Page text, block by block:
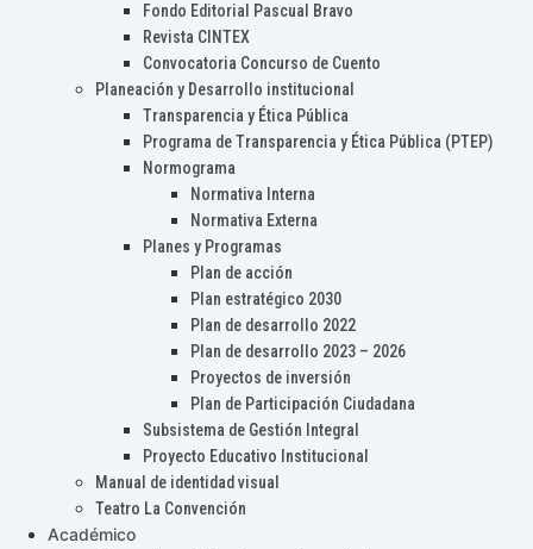
Fondo Editorial Pascual Bravo
Revista CINTEX
Convocatoria Concurso de Cuento
Planeación y Desarrollo institucional
Transparencia y Ética Pública
Programa de Transparencia y Ética Pública (PTEP)
Normograma
Normativa Interna
Normativa Externa
Planes y Programas
Plan de acción
Plan estratégico 2030
Plan de desarrollo 2022
Plan de desarrollo 2023 – 2026
Proyectos de inversión
Plan de Participación Ciudadana
Subsistema de Gestión Integral
Proyecto Educativo Institucional
Manual de identidad visual
Teatro La Convención
Académico